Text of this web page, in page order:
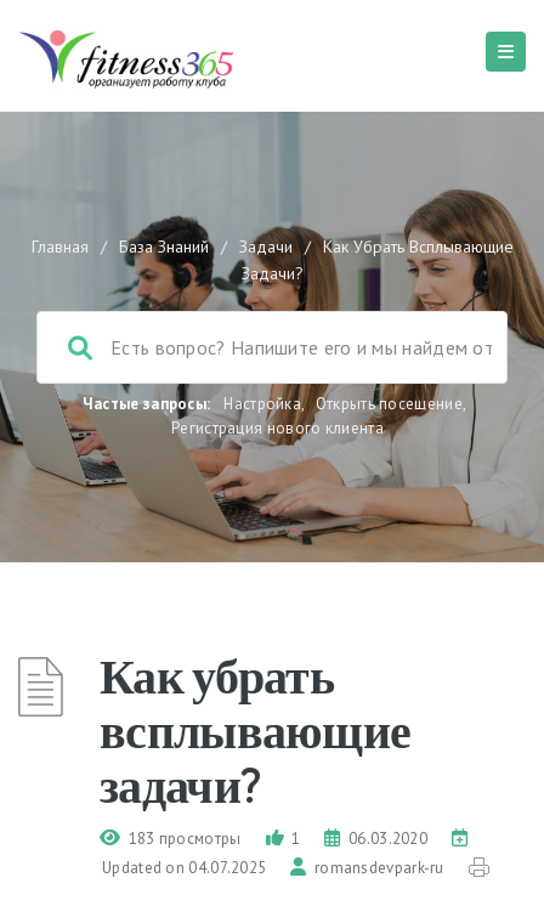
Главная / База Знаний / Задачи / Как Убрать Всплывающие
Задачи?
Частые запросы: Настройка, Открыть посещение,
Регистрация нового клиента
Как убрать
всплывающие
задачи?
183 просмотры 1
06.03.2020
Updated on 04.07.2025
romansdevpark-ru